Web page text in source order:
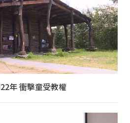
年 衝擊童受教權